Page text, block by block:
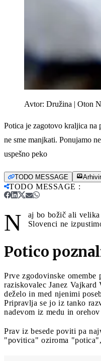
Avtor: Družina | Oton
Potica je zagotovo kraljica
ne sme manjkati. Ponujamo
uspešno peko
TODO MESSAGE
TODO MESSAGE :
N
aj bo božič ali
Slovenci ne
Potico
Prve zgodovinske
raziskovalec Janez Vajkard
deželo in med njenimi
Pripravlja se jo iz tanko
nadevom iz medu in
Prav iz besede poviti pa
"povitica" oziroma